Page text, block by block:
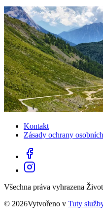
Kontakt
Zásady ochrany
Všechna práva vyhrazena
© 2026Vytvořeno v Tuty